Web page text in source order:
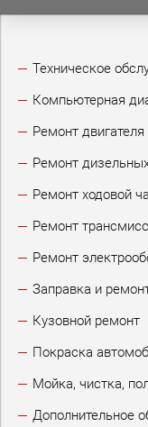
Техническое
Компьютерная
Ремонт двигателя
Ремонт
Ремонт ходовой
Ремонт
Ремонт
Заправка и
Кузовной ремонт
Покраска
Мойка, чистка,
Дополнительное